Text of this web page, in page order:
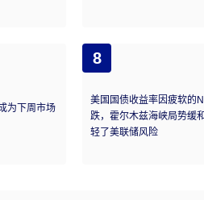
为下周市场
8
美国国债收益率因疲软的
跌，霍尔木兹海峡局势缓
轻了美联储风险